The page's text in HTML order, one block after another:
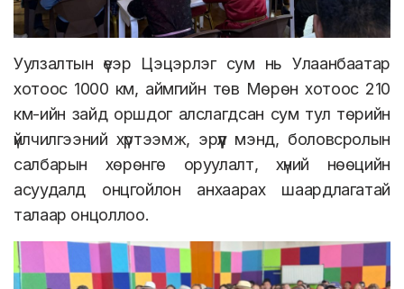
Уулзалтын үеэр Цэцэрлэг сум нь Улаанбаатар
хотоос 1000 км, аймгийн төв Мөрөн хотоос 210
км-ийн зайд оршдог алслагдсан сум тул төрийн
үйлчилгээний хүртээмж, эрүүл мэнд, боловсролын
салбарын хөрөнгө оруулалт, хүний нөөцийн
асуудалд онцгойлон анхаарах шаардлагатай
талаар онцоллоо.